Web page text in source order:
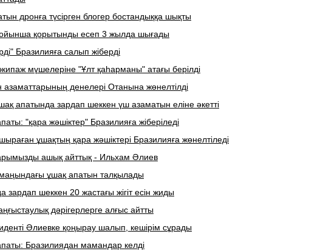
дронға түсірген блогер бостандыққа шықты
қорытынды есеп 3 жылда шығады
Бразилияға салып жіберді
мүшелеріне "Ұлт қаһарманы" атағы берілді
денелері Отанына жөнелтілді
апатында зардап шеккен үш азаматын еліне әкетті
"қара жәшіктер" Бразилияға жіберіледі
ұшақтың қара жәшіктері Бразилияға жөнелтіледі
ашық айттық - Ильхам Әлиев
ұшақ апатын талқылады
зардап шеккен 20 жастағы жігіт есін жиды
дәрігерлерге алғыс айтты
Әлиевке қоңырау шалып, кешірім сұрады
Бразилиядан мамандар келді